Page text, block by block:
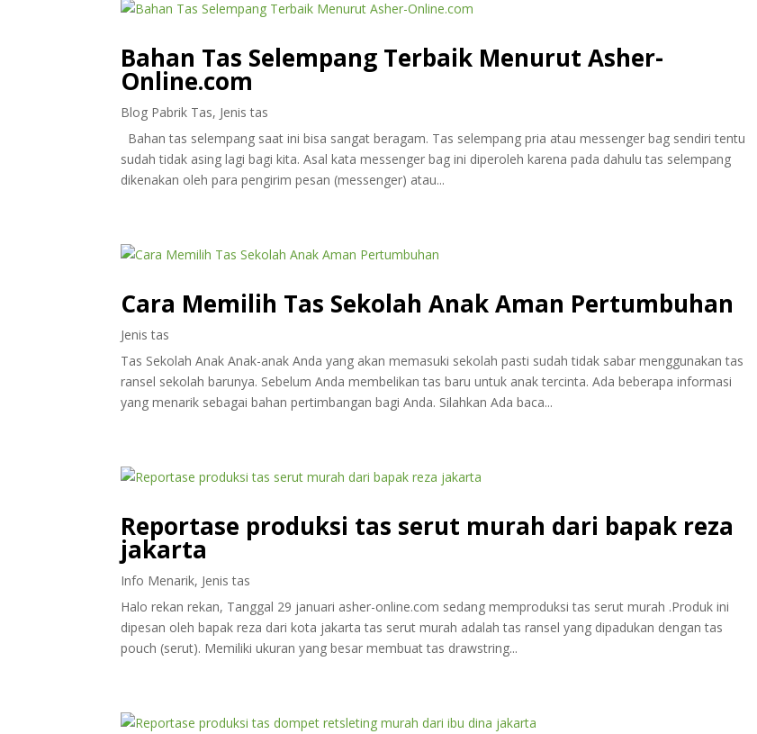
Bahan Tas Selempang Terbaik Menurut Asher-
Online.com
Blog Pabrik Tas, Jenis tas
Bahan tas selempang saat ini bisa sangat beragam. Tas selempang pria atau messenger bag sendiri tentu
sudah tidak asing lagi bagi kita. Asal kata messenger bag ini diperoleh karena pada dahulu tas selempang
dikenakan oleh para pengirim pesan (messenger) atau...
Cara Memilih Tas Sekolah Anak Aman Pertumbuhan
Jenis tas
Tas Sekolah Anak Anak-anak Anda yang akan memasuki sekolah pasti sudah tidak sabar menggunakan tas
ransel sekolah barunya. Sebelum Anda membelikan tas baru untuk anak tercinta. Ada beberapa informasi
yang menarik sebagai bahan pertimbangan bagi Anda. Silahkan Ada baca...
Reportase produksi tas serut murah dari bapak reza
jakarta
Info Menarik, Jenis tas
Halo rekan rekan, Tanggal 29 januari asher-online.com sedang memproduksi tas serut murah .Produk ini
dipesan oleh bapak reza dari kota jakarta tas serut murah adalah tas ransel yang dipadukan dengan tas
pouch (serut). Memiliki ukuran yang besar membuat tas drawstring...